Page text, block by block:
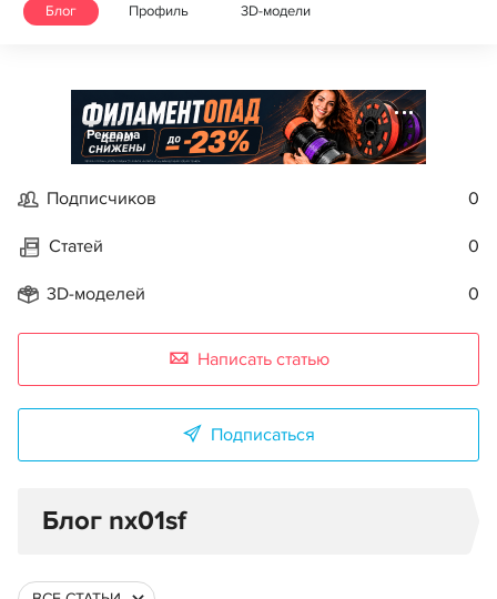
Блог Профиль 3D-модели
Реклама
Подписчиков 0
Статей 0
3D-моделей 0
Написать статью
Подписаться
Блог nx01sf